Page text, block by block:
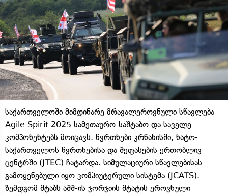
საქართველოში მიმდინარე მრავალეროვნული სწავლება
Agile Spirit 2025 სამეთაურო-საშტაბო და საველე
კომპონენტებს მოიცავს. წვრთნები კრწანისში, ნატო-
საქართველოს წვრთნებისა და შეფასების ერთობლივ
ცენტრში (JTEC) ჩატარდა. სიმულაციური სწავლებისას
გამოყენებული იყო კომპიუტერული სისტემა (JCATS).
ზემდგომ შტაბს აშშ-ის ჯორჯიის შტატის ეროვნული